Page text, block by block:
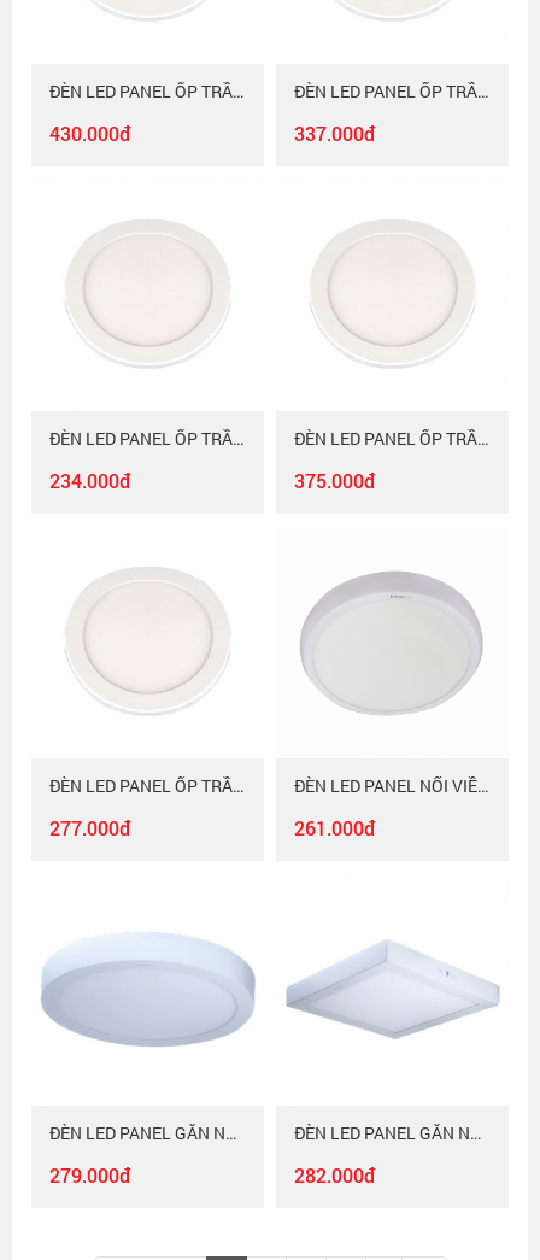
ĐÈN LED PANEL ỐP TRẦN Duhal SIÊU MỎNG 24W DGC0246
430.000đ
ĐÈN LED PANEL ỐP TRẦN Duhal SIÊU MỎNG 18W DGC0186
337.000đ
ĐÈN LED PANEL ỐP TRẦN Duhal SIÊU MỎNG 6W DGC0066
234.000đ
ĐÈN LED PANEL ỐP TRẦN Duhal SIÊU MỎNG ĐỔI MÀU 12W DGC2129
375.000đ
ĐÈN LED PANEL ỐP TRẦN Duhal SIÊU MỎNG 12W DGC0126
277.000đ
ĐÈN LED PANEL NỔI VIỀN TRÒN Duhal 24W KDGC0241
261.000đ
ĐÈN LED PANEL GẮN NỔI Duhal 24W KDGC524
279.000đ
ĐÈN LED PANEL GẮN NỔI Duhal 24W KDGB524
282.000đ